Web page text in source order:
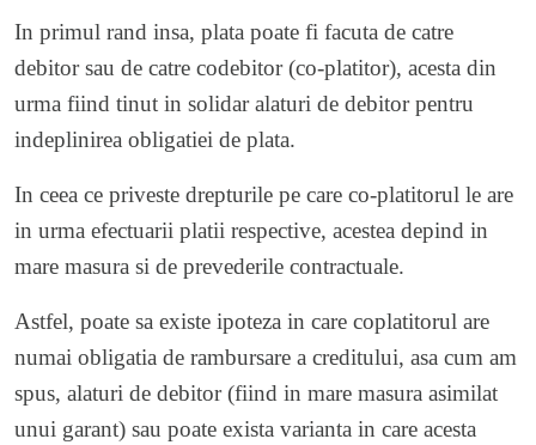
In primul rand insa, plata poate fi facuta de catre
debitor sau de catre codebitor (co-platitor), acesta din
urma fiind tinut in solidar alaturi de debitor pentru
indeplinirea obligatiei de plata.
In ceea ce priveste drepturile pe care co-platitorul le are
in urma efectuarii platii respective, acestea depind in
mare masura si de prevederile contractuale.
Astfel, poate sa existe ipoteza in care coplatitorul are
numai obligatia de rambursare a creditului, asa cum am
spus, alaturi de debitor (fiind in mare masura asimilat
unui garant) sau poate exista varianta in care acesta